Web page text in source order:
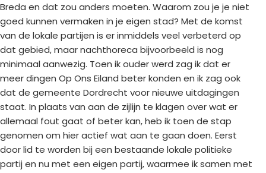
Breda en dat zou anders moeten. Waarom zou je je niet
goed kunnen vermaken in je eigen stad? Met de komst
van de lokale partijen is er inmiddels veel verbeterd op
dat gebied, maar nachthoreca bijvoorbeeld is nog
minimaal aanwezig. Toen ik ouder werd zag ik dat er
meer dingen Op Ons Eiland beter konden en ik zag ook
dat de gemeente Dordrecht voor nieuwe uitdagingen
staat. In plaats van aan de zijlijn te klagen over wat er
allemaal fout gaat of beter kan, heb ik toen de stap
genomen om hier actief wat aan te gaan doen. Eerst
door lid te worden bij een bestaande lokale politieke
partij en nu met een eigen partij, waarmee ik samen met